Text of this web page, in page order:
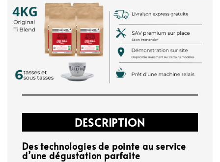
DESCRIPTION
Des technologies de pointe au service
d’une dégustation parfaite